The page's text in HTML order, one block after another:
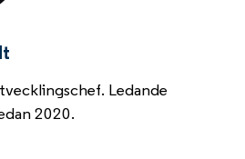
Ledande
2020.